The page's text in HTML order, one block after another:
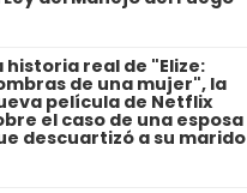
historia real de "Elize:
de una mujer", la
película de Netflix
el caso de una esposa
descuartizó a su marido